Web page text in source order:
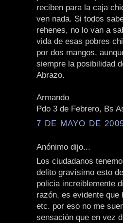
reciben para la caja
ven nada. Si todos
rehenes, no lo van a
vida de esas pobres
por dos mangos,
siempre la posibilidad
Abrazo.
Armando
Pdo 3 de Febrero, Bs
7 DE MAYO DE
Anónimo dijo...
Los ciudadanos
delito gravísimo esto
policia increiblemente
razón, es evidente
etc. por eso no me
sensación que en vez